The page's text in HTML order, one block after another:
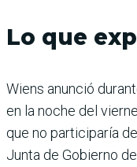
Lo que
Wiens anunció
en la noche del
que no participaría
Junta de Gobierno